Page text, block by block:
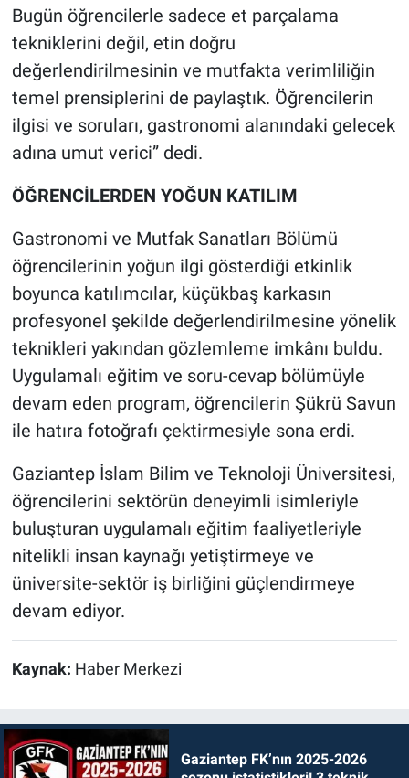
Bugün öğrencilerle sadece et parçalama
tekniklerini değil, etin doğru
değerlendirilmesinin ve mutfakta verimliliğin
temel prensiplerini de paylaştık. Öğrencilerin
ilgisi ve soruları, gastronomi alanındaki gelecek
adına umut verici” dedi.
ÖĞRENCİLERDEN YOĞUN KATILIM
Gastronomi ve Mutfak Sanatları Bölümü
öğrencilerinin yoğun ilgi gösterdiği etkinlik
boyunca katılımcılar, küçükbaş karkasın
profesyonel şekilde değerlendirilmesine yönelik
teknikleri yakından gözlemleme imkânı buldu.
Uygulamalı eğitim ve soru-cevap bölümüyle
devam eden program, öğrencilerin Şükrü Savun
ile hatıra fotoğrafı çektirmesiyle sona erdi.
Gaziantep İslam Bilim ve Teknoloji Üniversitesi,
öğrencilerini sektörün deneyimli isimleriyle
buluşturan uygulamalı eğitim faaliyetleriyle
nitelikli insan kaynağı yetiştirmeye ve
üniversite-sektör iş birliğini güçlendirmeye
devam ediyor.
Kaynak: Haber Merkezi
Gaziantep FK’nın 2025-2026